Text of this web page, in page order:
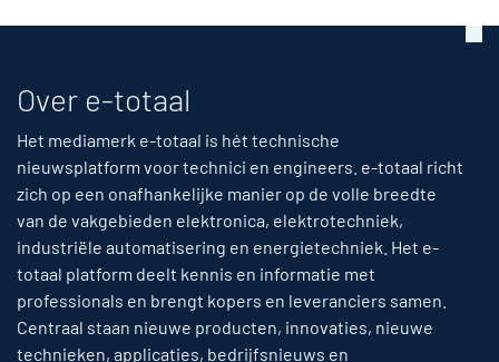
Over e-totaal
Het mediamerk e-totaal is hét technische
nieuwsplatform voor technici en engineers. e-totaal richt
zich op een onafhankelijke manier op de volle breedte
van de vakgebieden elektronica, elektrotechniek,
industriële automatisering en energietechniek. Het e-
totaal platform deelt kennis en informatie met
professionals en brengt kopers en leveranciers samen.
Centraal staan nieuwe producten, innovaties, nieuwe
technieken, applicaties, bedrijfsnieuws en